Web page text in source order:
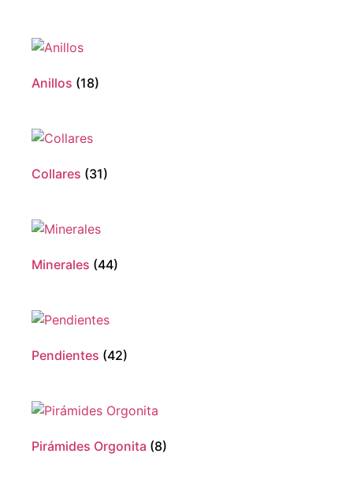
Anillos (18)
Collares (31)
Minerales (44)
Pendientes (42)
Pirámides Orgonita (8)